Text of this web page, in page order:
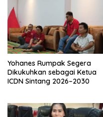
Yohanes Rumpak Segera
Dikukuhkan sebagai Ketua
ICDN Sintang 2026–2030